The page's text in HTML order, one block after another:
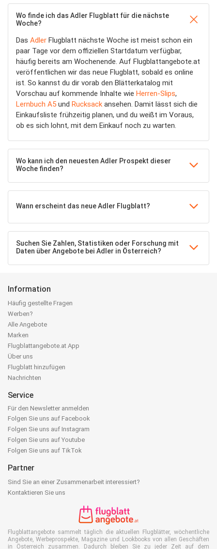
Wo finde ich das Adler Flugblatt für die nächste
Woche?
Das Adler Flugblatt nächste Woche ist meist schon ein
paar Tage vor dem offiziellen Startdatum verfügbar,
häufig bereits am Wochenende. Auf Flugblattangebote.at
veröffentlichen wir das neue Flugblatt, sobald es online
ist. So kannst du dir vorab den Blätterkatalog mit
Vorschau auf kommende Inhalte wie Herren-Slips,
Lernbuch A5 und Rucksack ansehen. Damit lässt sich die
Einkaufsliste frühzeitig planen, und du weißt im Voraus,
ob es sich lohnt, mit dem Einkauf noch zu warten.
Wo kann ich den neuesten Adler Prospekt dieser
Woche finden?
Wann erscheint das neue Adler Flugblatt?
Suchen Sie Zahlen, Statistiken oder Forschung mit
Daten über Angebote bei Adler in Österreich?
Information
Häufig gestellte Fragen
Werben?
Alle Angebote
Marken
Flugblattangebote.at App
Über uns
Flugblatt hinzufügen
Nachrichten
Service
Für den Newsletter anmelden
Folgen Sie uns auf Facebook
Folgen Sie uns auf Instagram
Folgen Sie uns auf Youtube
Folgen Sie uns auf TikTok
Partner
Sind Sie an einer Zusammenarbeit interessiert?
Kontaktieren Sie uns
Flugblattangebote sammelt täglich die aktuellen Flugblätter, wöchentliche
Angebote, Werbeprospekte, Magazine und Lookbooks von allen Geschäften
in Österreich zusammen. Dadurch bleiben Sie zu jeder Zeit auf dem